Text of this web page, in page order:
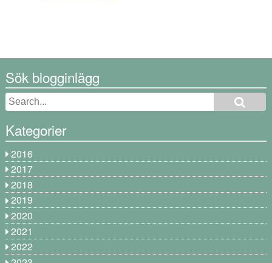
Sök blogginlägg
Kategorier
2016
2017
2018
2019
2020
2021
2022